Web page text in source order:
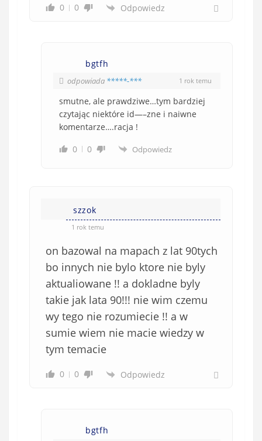
0 0 Odpowiedz
bgtfh
odpowiada *****-*** 1 rok temu
smutne, ale prawdziwe…tym bardziej
czytając niektóre id—–zne i naiwne
komentarze….racja !
0
0 Odpowiedz
szzok
1 rok temu
on bazowal na mapach z lat 90tych
bo innych nie bylo ktore nie byly
aktualiowane !! a dokladne byly
takie jak lata 90!!! nie wim czemu
wy tego nie rozumiecie !! a w
sumie wiem nie macie wiedzy w
tym temacie
0 0 Odpowiedz
bgtfh